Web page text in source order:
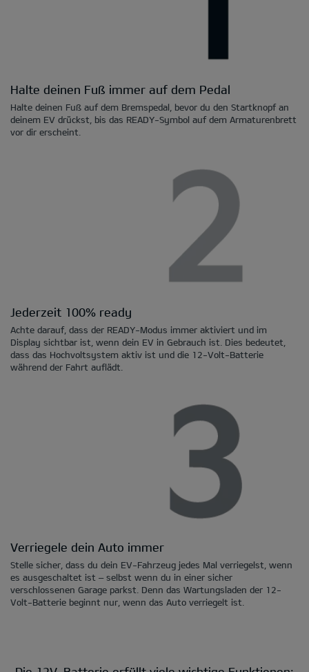
Halte deinen Fuß immer auf dem Pedal
Halte deinen Fuß auf dem Bremspedal, bevor du den Startknopf an
deinem EV drückst, bis das READY-Symbol auf dem Armaturenbrett
vor dir erscheint.
Jederzeit 100% ready
Achte darauf, dass der READY-Modus immer aktiviert und im
Display sichtbar ist, wenn dein EV in Gebrauch ist. Dies bedeutet,
dass das Hochvoltsystem aktiv ist und die 12-Volt-Batterie
während der Fahrt auflädt.
Verriegele dein Auto immer
Stelle sicher, dass du dein EV-Fahrzeug jedes Mal verriegelst, wenn
es ausgeschaltet ist – selbst wenn du in einer sicher
verschlossenen Garage parkst. Denn das Wartungsladen der 12-
Volt-Batterie beginnt nur, wenn das Auto verriegelt ist.